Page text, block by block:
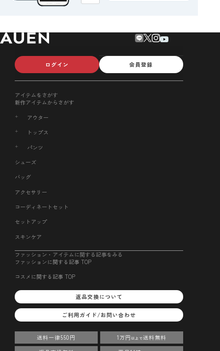
ログイン 会員登録
アイテムをさがす
新作アイテムからさがす
アウター
トップス
パンツ
シューズ
バッグ
アクセサリー
コーディネートセット
セットアップ
スキンケア
ファッション・アイテムに関する記事をみる
ファッションに関する記事 TOP
コスメに関する記事 TOP
返品交換について
ご利用ガイド/お問い合わせ
送料一律550円 1万円 以上で送料無料